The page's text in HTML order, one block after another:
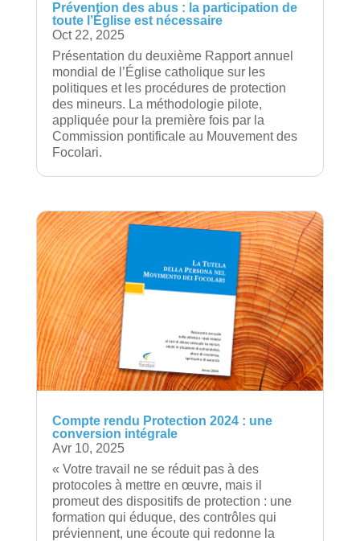
Prévention des abus : la participation de
toute l’Église est nécessaire
Oct 22, 2025
Présentation du deuxième Rapport annuel
mondial de l’Église catholique sur les
politiques et les procédures de protection
des mineurs. La méthodologie pilote,
appliquée pour la première fois par la
Commission pontificale au Mouvement des
Focolari.
Compte rendu Protection 2024 : une
conversion intégrale
Avr 10, 2025
« Votre travail ne se réduit pas à des
protocoles à mettre en œuvre, mais il
promeut des dispositifs de protection : une
formation qui éduque, des contrôles qui
préviennent, une écoute qui redonne la